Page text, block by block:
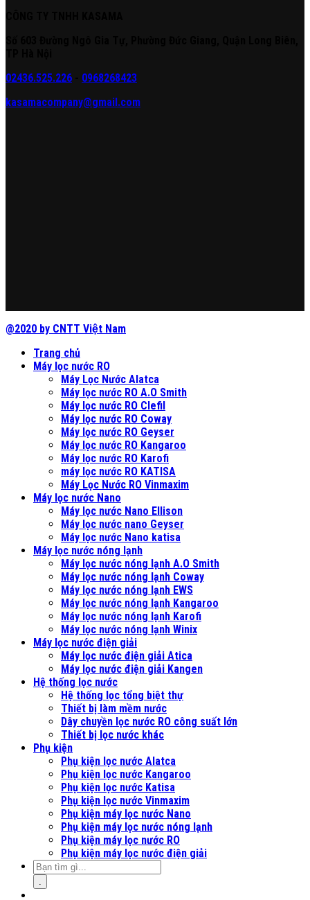
02436.525.226
0968268423
kasamacompany@gmail.com
@2020 by CNTT Việt Nam
Trang chủ
Máy lọc nước RO
Máy Lọc Nước Alatca
Máy lọc nước RO A.O Smith
Máy lọc nước RO Clefil
Máy lọc nước RO Coway
Máy lọc nước RO Geyser
Máy lọc nước RO Kangaroo
Máy lọc nước RO Karofi
máy lọc nước RO KATISA
Máy Lọc Nước RO Vinmaxim
Máy lọc nước Nano
Máy lọc nước Nano Ellison
Máy lọc nước nano Geyser
Máy lọc nước Nano katisa
Máy lọc nước nóng lạnh
Máy lọc nước nóng lạnh A.O Smith
Máy lọc nước nóng lạnh Coway
Máy lọc nước nóng lạnh EWS
Máy lọc nước nóng lạnh Kangaroo
Máy lọc nước nóng lạnh Karofi
Máy lọc nước nóng lạnh Winix
Máy lọc nước điện giải
Máy lọc nước điện giải Atica
Máy lọc nước điện giải Kangen
Hệ thống lọc nước
Hệ thống lọc tổng biệt thự
Thiết bị làm mềm nước
Dây chuyền lọc nước RO công suất lớn
Thiết bị lọc nước khác
Phụ kiện
Phụ kiện lọc nước Alatca
Phụ kiện lọc nước Kangaroo
Phụ kiện lọc nước Katisa
Phụ kiện lọc nước Vinmaxim
Phụ kiện máy lọc nước Nano
Phụ kiện máy lọc nước nóng lạnh
Phụ kiện máy lọc nước RO
Phụ kiện máy lọc nước điện giải
.